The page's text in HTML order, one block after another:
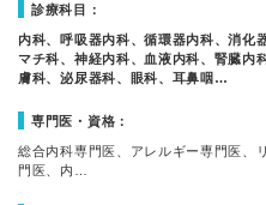
診療科目：
内科、呼吸器内科、循環器内科、消化
マチ科、神経内科、血液内科、腎臓内
膚科、泌尿器科、眼科、耳鼻咽…
専門医・資格：
総合内科専門医、アレルギー専門医、
門医、内…